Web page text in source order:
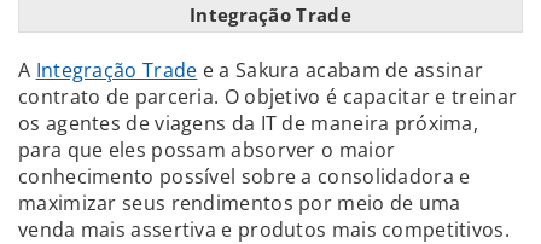
Integração Trade
A Integração Trade e a Sakura acabam de assinar
contrato de parceria. O objetivo é capacitar e treinar
os agentes de viagens da IT de maneira próxima,
para que eles possam absorver o maior
conhecimento possível sobre a consolidadora e
maximizar seus rendimentos por meio de uma
venda mais assertiva e produtos mais competitivos.